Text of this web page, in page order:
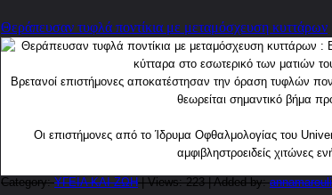
Θεράπευσαν τυφλά ποντίκια με μεταμόσχευση κυττάρων
Βρετανοί επιστήμονες αποκατέστησαν την όραση τυφλών
θεωρείται σημαντικό βήμα
Οι επιστήμονες από το Ίδρυμα Οφθαλμολογίας του
αμφιβληστροειδείς χιτώνες
Category:ΥΓΕΙΑ ΚΑΙ ΖΩΗ| Views: 223 | Added by: